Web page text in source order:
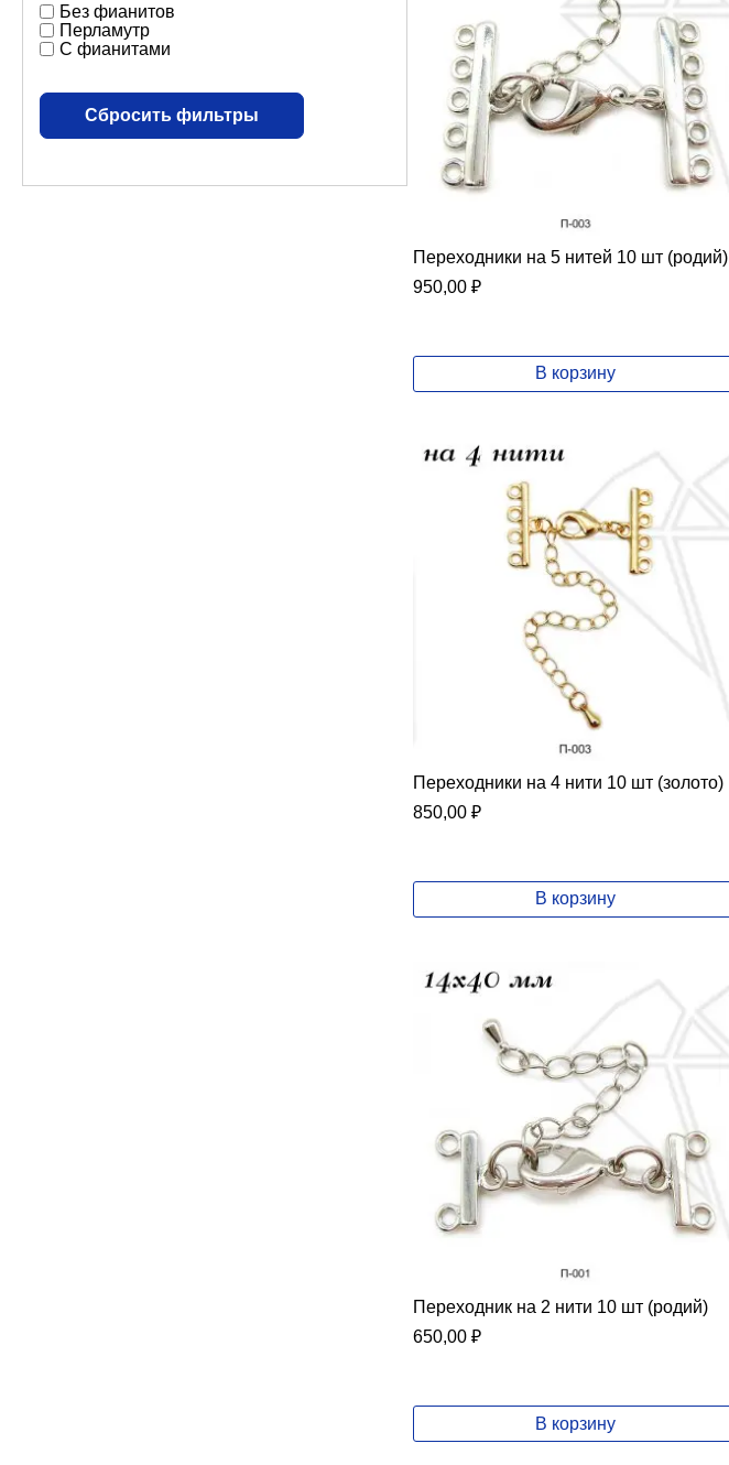
Без фианитов
Перламутр
С фианитами
Сбросить фильтры
Переходники на 5 нитей 10 шт (родий)
950,00 ₽
В корзину
Переходники на 4 нити 10 шт (золото)
850,00 ₽
В корзину
Переходник на 2 нити 10 шт (родий)
650,00 ₽
В корзину